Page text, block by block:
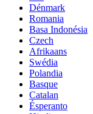
Dénmark
Romania
Basa Indonésia
Czech
Afrikaans
Swédia
Polandia
Basque
Catalan
Ésperanto